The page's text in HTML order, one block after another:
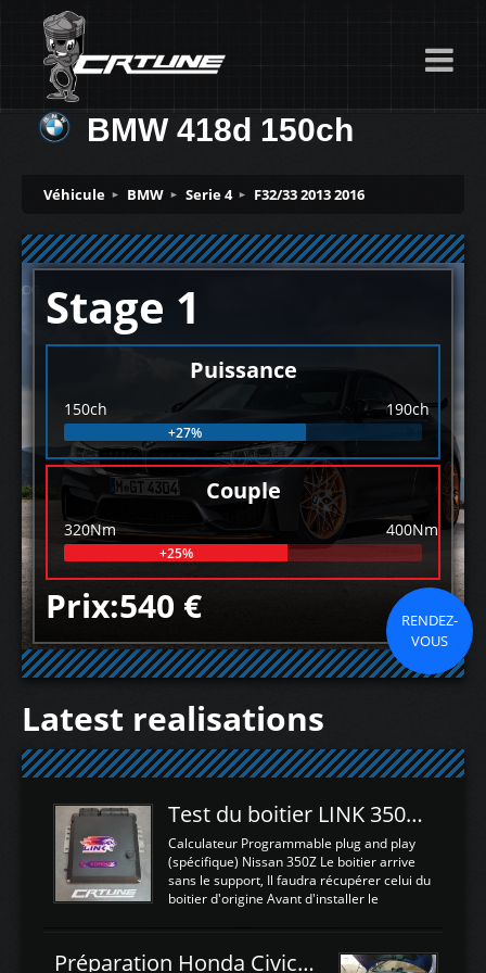
BMW 418d 150ch
Véhicule BMW Serie 4 F32/33 2013 2016
Stage 1
Puissance
150ch 190ch
+27%
Couple
320Nm 400Nm
+25%
Prix:540 €
RENDEZ-
VOUS
Latest realisations
Test du boitier LINK 350Z Plugin ECU
Calculateur Programmable plug and play
(spécifique) Nissan 350Z Le boitier arrive
sans le support, Il faudra récupérer celui du
boitier d'origine Avant d'installer le
d'envoyer l'information de la large bande
Préparation Honda Civic Type R FK2